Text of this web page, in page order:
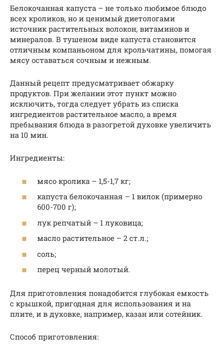
Белокочанная капуста – не только любимое блюдо
всех кроликов, но и ценимый диетологами
источник растительных волокон, витаминов и
минералов. В тушеном виде капуста становится
отличным компаньоном для крольчатины, помогая
мясу оставаться сочным и нежным.
Данный рецепт предусматривает обжарку
продуктов. При желании этот пункт можно
исключить, тогда следует убрать из списка
ингредиентов растительное масло, а время
пребывания блюда в разогретой духовке увеличить
на 10 мин.
Ингредиенты:
мясо кролика – 1,5-1,7 кг;
капуста белокочанная – 1 вилок (примерно
600-700 г);
лук репчатый – 1 луковица;
масло растительное – 2 ст.л.;
соль;
перец черный молотый.
Для приготовления понадобится глубокая емкость
с крышкой, пригодная для использования и на
плите, и в духовке, например, казан или сотейник.
Способ приготовления: